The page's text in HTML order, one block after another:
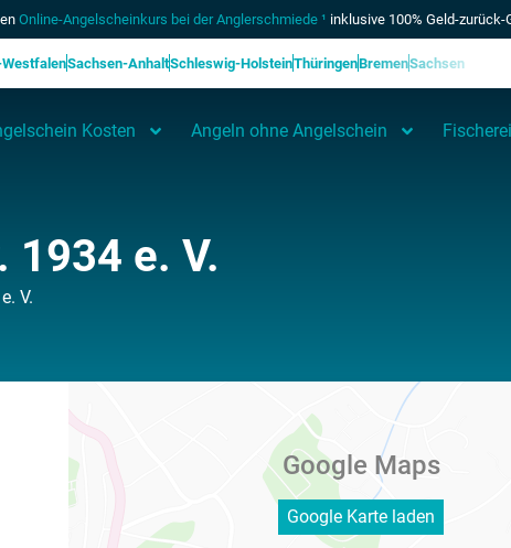
Online-Angelscheinkurs bei der Anglerschmiede ¹ inklusive 100% Geld-zurück-
Sachsen-AnhaltSchleswig-HolsteinThüringenBremenSachsen
Kosten Angeln ohne Angelschein
e. V.
V.
Google Maps
Google Karte laden